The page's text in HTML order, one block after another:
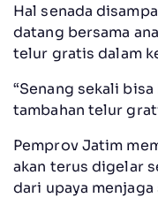
Hal senada
datang bersama
telur gratis dalam
“Senang sekali
tambahan telur
Pemprov Jatim
akan terus digelar
dari upaya